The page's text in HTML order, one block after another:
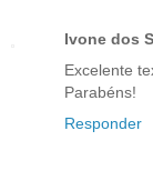
Ivone dos
Excelente
Parabéns!
Responder